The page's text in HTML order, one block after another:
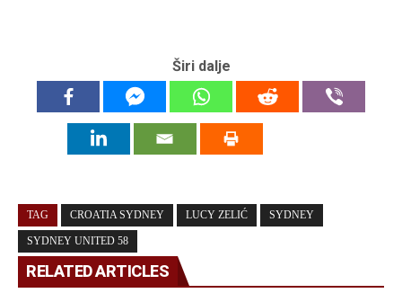
Širi dalje
TAG CROATIA SYDNEY LUCY ZELIĆ SYDNEY
SYDNEY UNITED 58
RELATED ARTICLES